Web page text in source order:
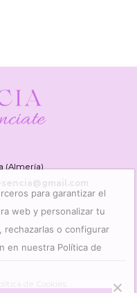
(Almería)
de Cookies
para garantizar el
web y personalizar tu
rechazarlas o configurar
en nuestra Política de